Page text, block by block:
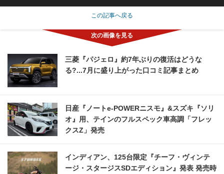
この記事へ戻る
三菱『パジェロ』約7年ぶりの復活はどうな
る?...7月に盛り上がった口コミ記事まとめ
日産『ノートe-POWERニスモ』&スズキ『ソリ
オ』用、テインのフルスペック車高調「フレッ
クスZ」発売
インディアン、125台限定『チーフ・ヴィンテ
ージ・スタージスSDエディション』発表 発売時